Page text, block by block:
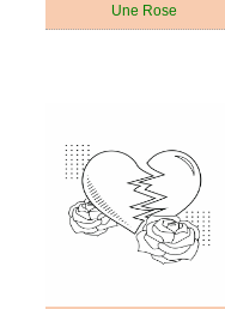
Une Rose